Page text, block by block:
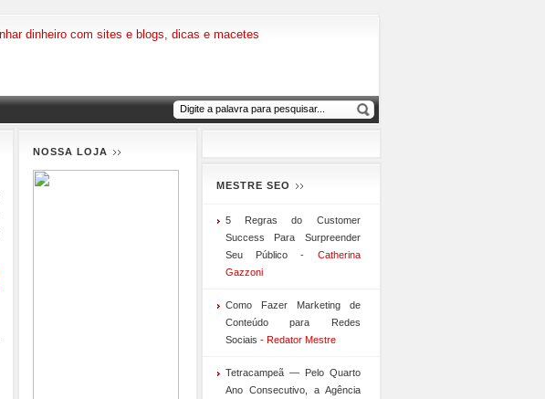
NOSSA LOJA
MESTRE SEO
5 Regras do Customer
Success Para Surpreender
Seu Público- Catherina
Gazzoni
Como Fazer Marketing de
Conteúdo para Redes
Sociais - Redator Mestre
Tetracampeã — Pelo Quarto
Ano Consecutivo, a Agência